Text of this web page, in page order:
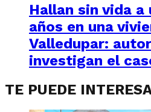
Hallan sin vida a
años en una
Valledupar:
investigan el
TE PUEDE